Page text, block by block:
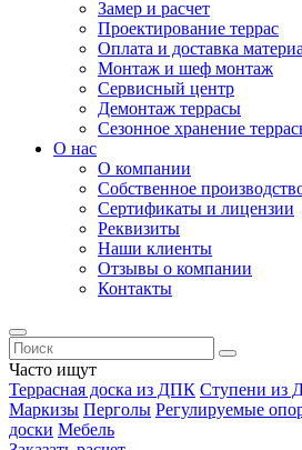
Замер и расчет
Проектирование террас
Оплата и доставка
Монтаж и шеф монтаж
Сервисный центр
Демонтаж террасы
Сезонное хранение
О нас
О компании
Собственное
Сертификаты и лицензии
Реквизиты
Наши клиенты
Отзывы о компании
Контакты
Часто ищут
Террасная доска из ДПК Ступени из
Маркизы Перголы Регулируемые
доски Мебель